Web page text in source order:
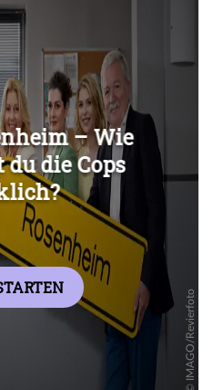
Überspringen